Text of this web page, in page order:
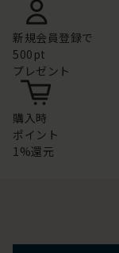
新規会員登録で
500pt
プレゼント
購入時
ポイント
1%還元